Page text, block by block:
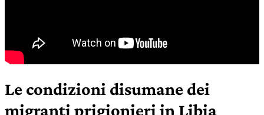
Le condizioni disumane dei
migranti prigionieri in Libia